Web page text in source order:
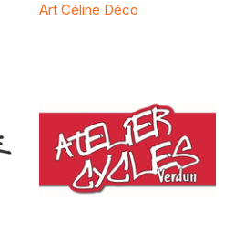
Art Céline Déco